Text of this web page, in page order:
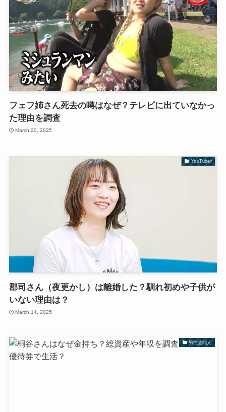
フェフ姉さん死去の噂はなぜ？テレビに出ていなかっ
た理由を調査
March 20, 2025
YouTuber
郡司さん（夜更かし）は離婚した？馴れ初めや子供が
いない理由は？
March 14, 2025
男性芸能人